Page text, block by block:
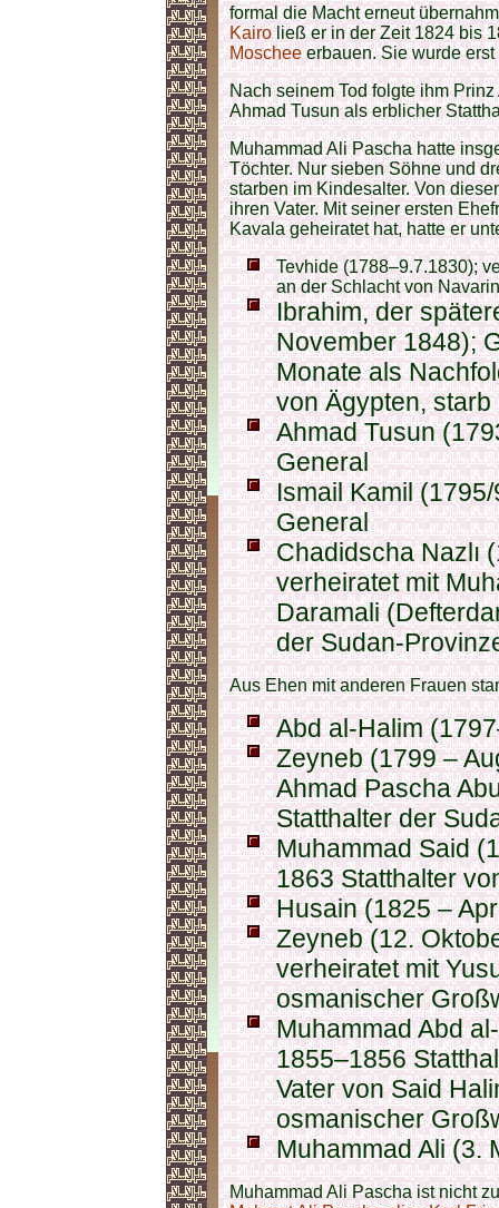
formal die Macht erneut
Kairoließ er in der Zeit 1824 bis
Moscheeerbauen. Sie wurde
Nach seinem Tod folgte ihm
Ahmad Tusun als erblicher
Muhammad Ali Pascha hatte
Töchter. Nur sieben Söhne und
starben im Kindesalter. Von
ihren Vater. Mit seiner ersten
Kavala geheiratet hat, hatte er
Tevhide (1788–9.7.1830);
an der Schlacht von
Ibrahim, der
November 1848);
Monate als
von Ägypten,
Ahmad Tusun
General
Ismail Kamil
General
Chadidscha Nazlı
verheiratet mit
Daramali
der Sudan-
Aus Ehen mit anderen Frauen
Abd al-Halim
Zeyneb (1799 –
Ahmad Pascha
Statthalter der
Muhammad Said
1863 Statthalter
Husain (1825 –
Zeyneb (12.
verheiratet mit
osmanischer
Muhammad Abd
1855–1856
Vater von Said
osmanischer
Muhammad Ali (3.
Muhammad Ali Pascha ist nicht